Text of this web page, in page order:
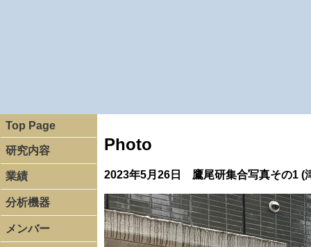
Top Page
研究内容
業績
分析機器
メンバー
Photo
2023年5月26日 鷹尾研集合写真その1 (